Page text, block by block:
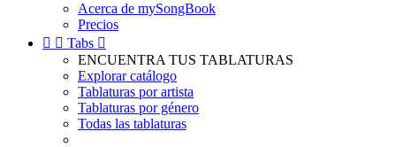
Acerca de mySongBook
Precios
  Tabs 
ENCUENTRA TUS TABLATURAS
Explorar catálogo
Tablaturas por artista
Tablaturas por género
Todas las tablaturas